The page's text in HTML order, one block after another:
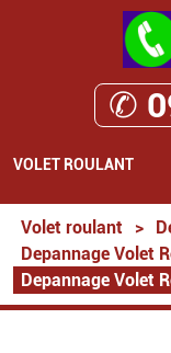
✆
VOLET ROULANT
Volet roulant >
Depannage Volet
Depannage Volet